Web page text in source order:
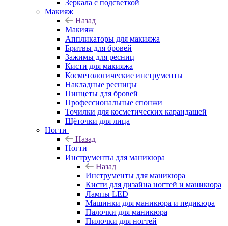
Зеркала с подсветкой
Макияж
Назад
Макияж
Аппликаторы для макияжа
Бритвы для бровей
Зажимы для ресниц
Кисти для макияжа
Косметологические инструменты
Накладные ресницы
Пинцеты для бровей
Профессиональные спонжи
Точилки для косметических карандашей
Щёточки для лица
Ногти
Назад
Ногти
Инструменты для маникюра
Назад
Инструменты для маникюра
Кисти для дизайна ногтей и маникюра
Лампы LED
Машинки для маникюра и педикюра
Палочки для маникюра
Пилочки для ногтей